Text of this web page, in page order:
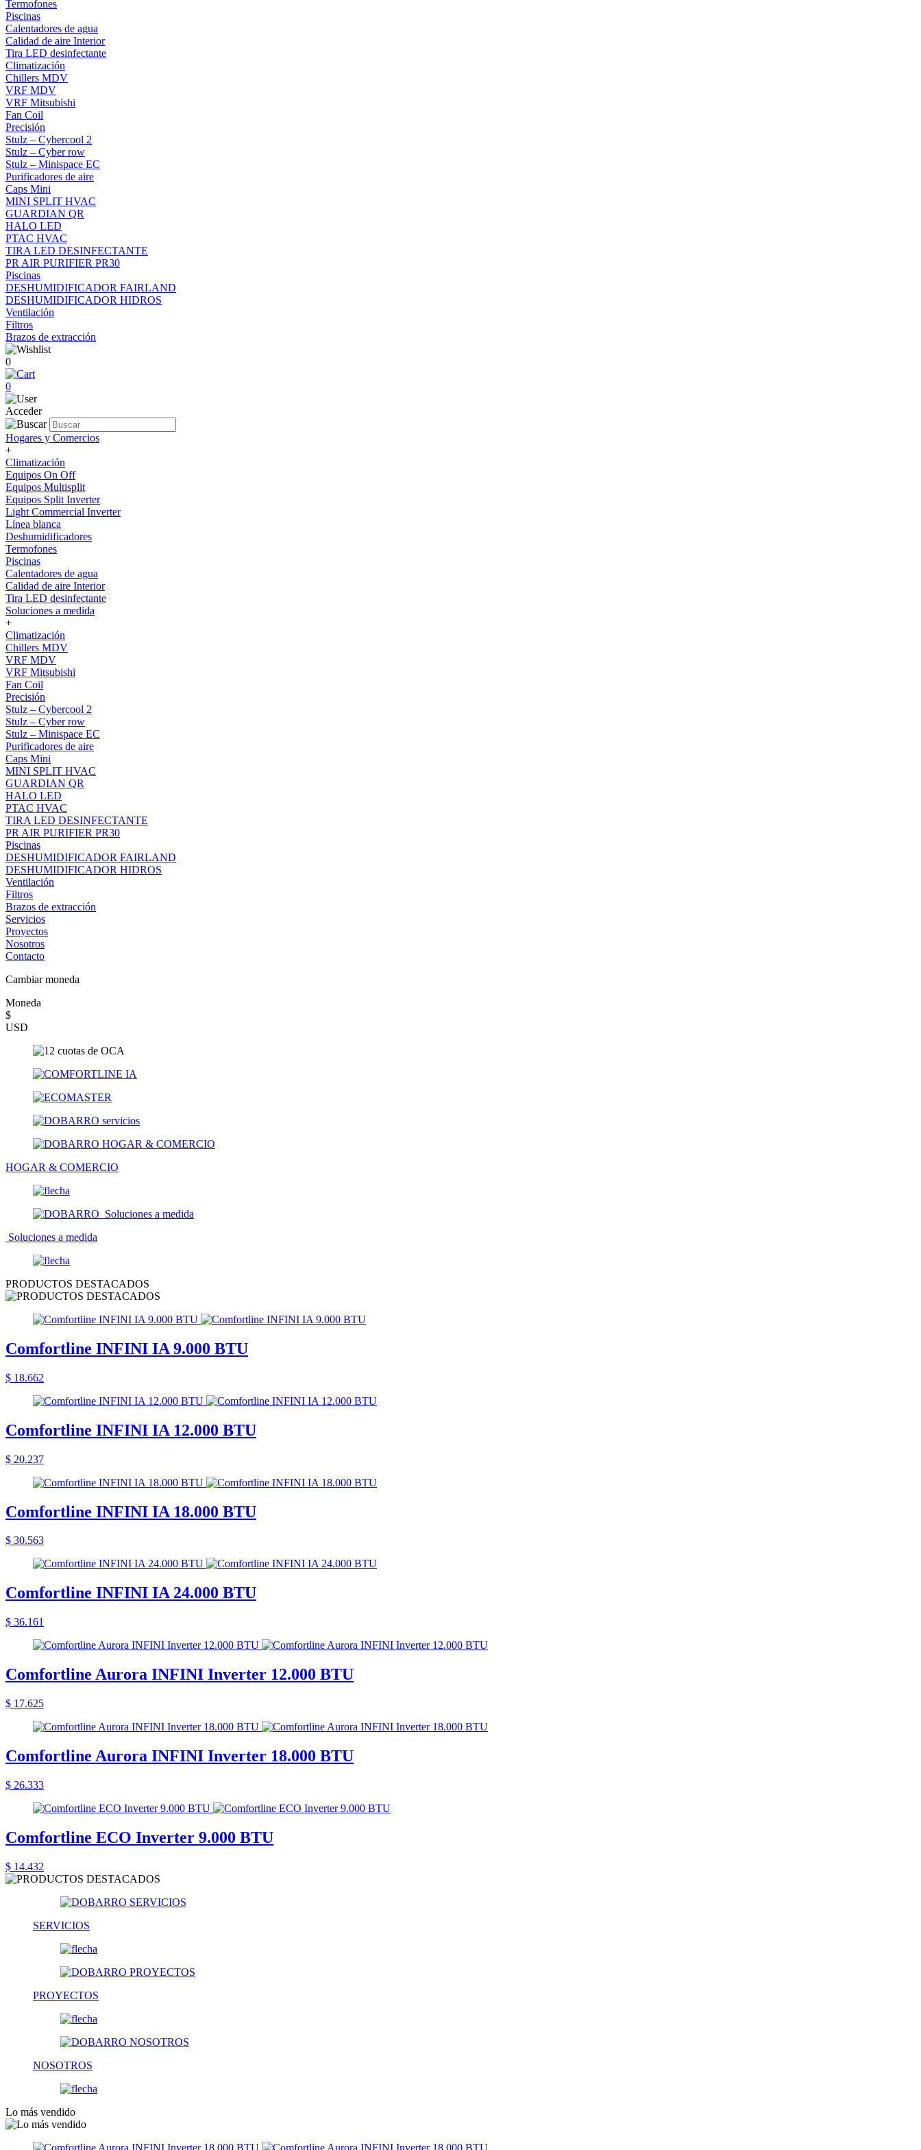
Termofones
Piscinas
Calentadores de agua
Calidad de aire Interior
Tira LED desinfectante
Climatización
Chillers MDV
VRF MDV
VRF Mitsubishi
Fan Coil
Precisión
Stulz – Cybercool 2
Stulz – Cyber row
Stulz – Minispace EC
Purificadores de aire
Caps Mini
MINI SPLIT HVAC
GUARDIAN QR
HALO LED
PTAC HVAC
TIRA LED DESINFECTANTE
PR AIR PURIFIER PR30
Piscinas
DESHUMIDIFICADOR FAIRLAND
DESHUMIDIFICADOR HIDROS
Ventilación
Filtros
Brazos de extracción
0
0
Acceder
Hogares y Comercios
+
Climatización
Equipos On Off
Equipos Multisplit
Equipos Split Inverter
Light Commercial Inverter
Línea blanca
Deshumidificadores
Termofones
Piscinas
Calentadores de agua
Calidad de aire Interior
Tira LED desinfectante
Soluciones a medida
+
Climatización
Chillers MDV
VRF MDV
VRF Mitsubishi
Fan Coil
Precisión
Stulz – Cybercool 2
Stulz – Cyber row
Stulz – Minispace EC
Purificadores de aire
Caps Mini
MINI SPLIT HVAC
GUARDIAN QR
HALO LED
PTAC HVAC
TIRA LED DESINFECTANTE
PR AIR PURIFIER PR30
Piscinas
DESHUMIDIFICADOR FAIRLAND
DESHUMIDIFICADOR HIDROS
Ventilación
Filtros
Brazos de extracción
Servicios
Proyectos
Nosotros
Contacto
Cambiar moneda
Moneda
$
USD
HOGAR & COMERCIO
Soluciones a medida
PRODUCTOS DESTACADOS
Comfortline INFINI IA 9.000 BTU
$ 18.662
Comfortline INFINI IA 12.000 BTU
$ 20.237
Comfortline INFINI IA 18.000 BTU
$ 30.563
Comfortline INFINI IA 24.000 BTU
$ 36.161
Comfortline Aurora INFINI Inverter 12.000 BTU
$ 17.625
Comfortline Aurora INFINI Inverter 18.000 BTU
$ 26.333
Comfortline ECO Inverter 9.000 BTU
$ 14.432
SERVICIOS
PROYECTOS
NOSOTROS
Lo más vendido